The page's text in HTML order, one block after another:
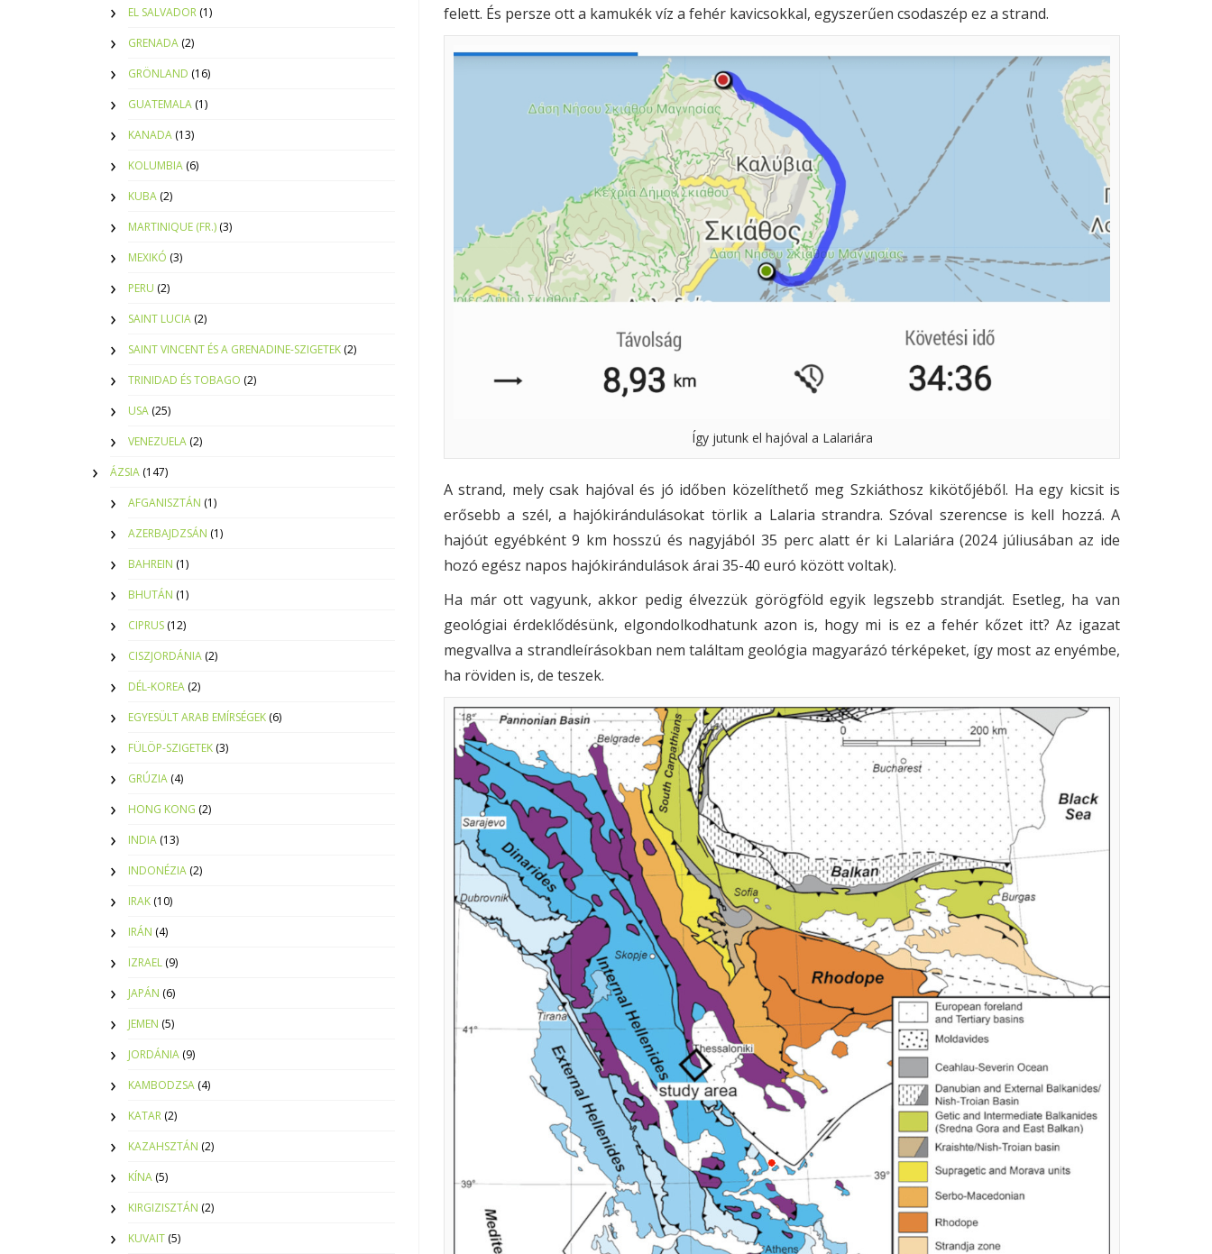
felett. És persze ott a kamukék víz a fehér kavicsokkal, egyszerűen csodaszép ez a strand.
Így jutunk el hajóval a Lalariára
A strand, mely csak hajóval és jó időben közelíthető meg Szkiáthosz kikötőjéből. Ha egy kicsit is
erősebb a szél, a hajókirándulásokat törlik a Lalaria strandra. Szóval szerencse is kell hozzá. A
hajóút egyébként 9 km hosszú és nagyjából 35 perc alatt ér ki Lalariára (2024 júliusában az ide
hozó egész napos hajókirándulások árai 35-40 euró között voltak).
Ha már ott vagyunk, akkor pedig élvezzük görögföld egyik legszebb strandját. Esetleg, ha van
geológiai érdeklődésünk, elgondolkodhatunk azon is, hogy mi is ez a fehér kőzet itt? Az igazat
megvallva a strandleírásokban nem találtam geológia magyarázó térképeket, így most az enyémbe,
ha röviden is, de teszek.
EL SALVADOR (1)
GRENADA (2)
GRÖNLAND (16)
GUATEMALA (1)
KANADA (13)
KOLUMBIA (6)
KUBA (2)
MARTINIQUE (FR.) (3)
MEXIKÓ (3)
PERU (2)
SAINT LUCIA (2)
SAINT VINCENT ÉS A GRENADINE-SZIGETEK (2)
TRINIDAD ÉS TOBAGO (2)
USA (25)
VENEZUELA (2)
ÁZSIA (147)
AFGANISZTÁN (1)
AZERBAJDZSÁN (1)
BAHREIN (1)
BHUTÁN (1)
CIPRUS (12)
CISZJORDÁNIA (2)
DÉL-KOREA (2)
EGYESÜLT ARAB EMÍRSÉGEK (6)
FÜLÖP-SZIGETEK (3)
GRÚZIA (4)
HONG KONG (2)
INDIA (13)
INDONÉZIA (2)
IRAK (10)
IRÁN (4)
IZRAEL (9)
JAPÁN (6)
JEMEN (5)
JORDÁNIA (9)
KAMBODZSA (4)
KATAR (2)
KAZAHSZTÁN (2)
KÍNA (5)
KIRGIZISZTÁN (2)
KUVAIT (5)